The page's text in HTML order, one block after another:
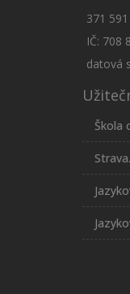
371
IČ: 708
datová
Škola